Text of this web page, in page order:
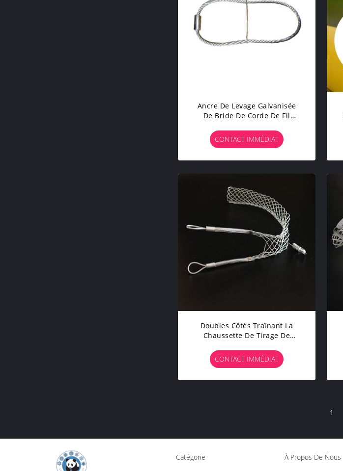
Ancre De Levage Galvanisée
De Bride De Corde De Fil
En Béton
CONTACT IMMÉDIAT
Doubles Côtés Traînant La
Chaussette De Tirage De
Pour Le Câble Tirant La Bride
CONTACT IMMÉDIAT
1
Catégorie
À Propos De Nous